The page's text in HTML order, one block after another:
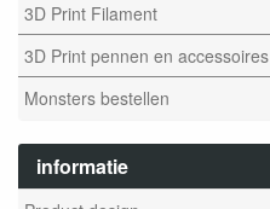
3D Print Filament
3D Print pennen en accessoires
Monsters bestellen
informatie